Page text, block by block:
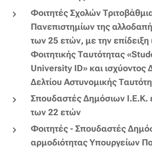
Φοιτητές Σχολών
Πανεπιστημίων της
των 25 ετών, με την
Φοιτητικής Ταυτότητας
University ID» και ισχύοντος
Δελτίου Αστυνομικής
Σπουδαστές Δημόσιων Ι.Ε.Κ.
των 22 ετών
Φοιτητές - Σπουδαστές
αρμοδιότητας Υπουργείων